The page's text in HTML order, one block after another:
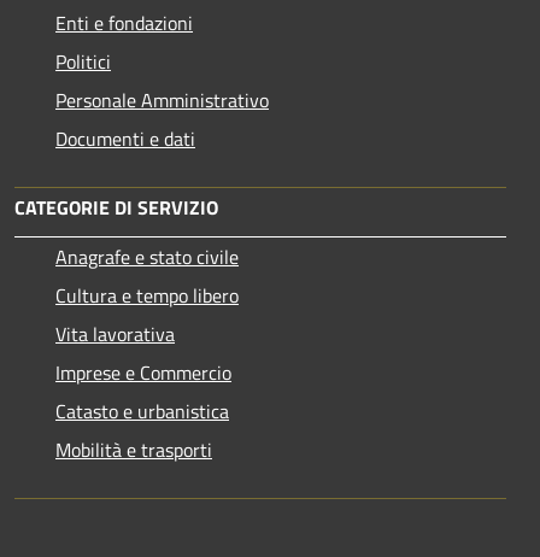
Enti e fondazioni
Politici
Personale Amministrativo
Documenti e dati
CATEGORIE DI SERVIZIO
Anagrafe e stato civile
Cultura e tempo libero
Vita lavorativa
Imprese e Commercio
Catasto e urbanistica
Mobilità e trasporti